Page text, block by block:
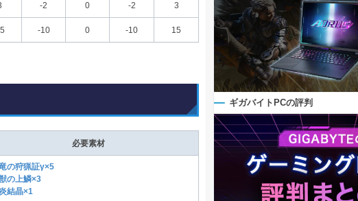
-2 0 -2 3
-10 0 -10 15
必要素材
の狩猟証γ×5
の上鱗×3
結晶×1
ギガバイトPCの評判